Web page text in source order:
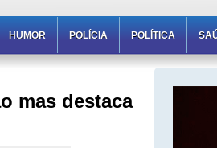
HUMOR POLÍCIA POLÍTICA
mas destaca